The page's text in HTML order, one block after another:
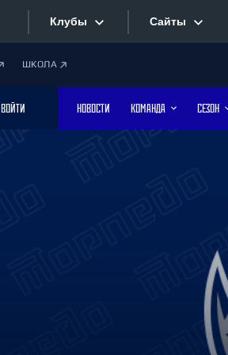
Клубы
Дивизион Боброва
Лада
Сайты
Текстовые
Фотобанк
ШКОЛА
ВОЙТИ НОВОСТИ КОМАНДА СЕЗОН